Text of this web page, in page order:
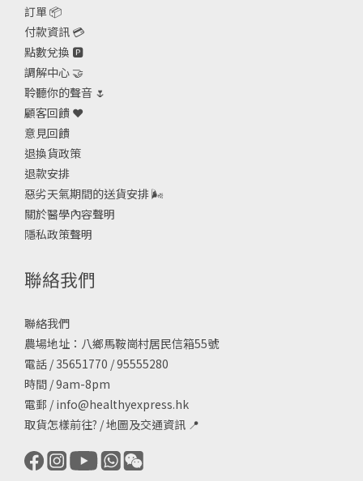
訂單 📦
付款資訊 💳
點數兌換 🅿️
調解中心 🤝
聆聽你的聲音 🌷
顧客回饋 ❤️
意見回饋
退換貨政策
退款安排
惡劣天氣期間的送貨安排🌬
關於醫學內容聲明
隱私政策聲明
聯絡我們
聯絡我們
農場地址：八鄉馬鞍崗村居民信箱55號
電話 / 35651770 / 95555280
時間 / 9am-8pm
電郵 / info@healthyexpress.hk
取貨怎樣前往? /地圖及交通資訊 📍